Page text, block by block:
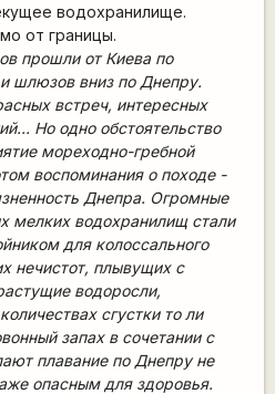
водохранилище.
от границы.
прошли от Киева по
шлюзов вниз по Днепру.
встреч, интересных
Но одно обстоятельство
мореходно-гребной
воспоминания о походе -
Днепра. Огромные
мелких водохранилищ стали
для колоссального
нечистот, плывущих с
водоросли,
сгустки то ли
запах в сочетании с
плавание по Днепру не
опасным для здоровья.